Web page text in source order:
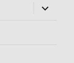
öffnen